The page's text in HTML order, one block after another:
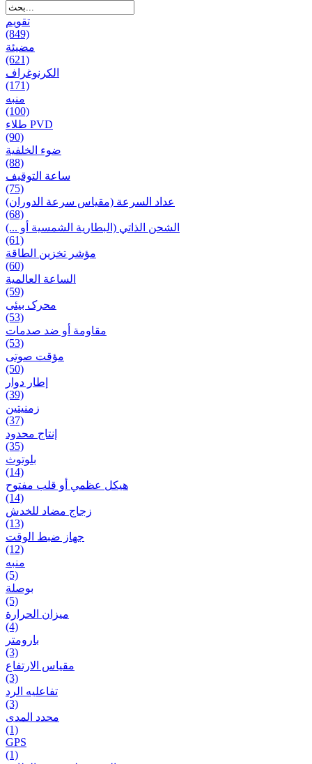
تقويم
(849)
مضيئة
(621)
الكرنوغراف
(171)
منبه
(100)
طلاء PVD
(90)
ضوء الخلفية
(88)
ساعة التوقيف
(75)
عداد السرعة (مقياس سرعة الدوران)
(68)
الشحن الذاتي (البطارية الشمسية أو ...)
(61)
مؤشر تخزين الطاقة
(60)
الساعة العالمية
(59)
محرک بیئی
(53)
مقاومة أو ضد صدمات
(53)
مؤقت صوتی
(50)
إطار دوار
(39)
زمنیتین
(37)
إنتاج محدود
(35)
بلوتوث
(14)
هيكل عظمي أو قلب مفتوح
(14)
زجاج مضاد للخدش
(13)
جهاز ضبط الوقت
(12)
منبه
(5)
بوصلة
(5)
ميزان الحرارة
(4)
بارومتر
(3)
مقياس الارتفاع
(3)
تفاعلیه الرد
(3)
محدد المدى
(1)
GPS
(1)